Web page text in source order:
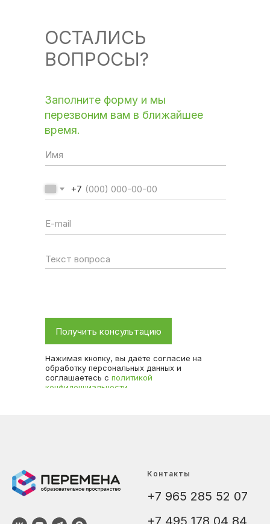
ОСТАЛИСЬ
ВОПРОСЫ?
Заполните форму и мы
перезвоним вам в ближайшее
время.
+7
Получить консультацию
Нажимая кнопку, вы даёте согласие на
обработку персональных данных и
соглашаетесь с политикой
конфиденциальности
Контакты
+7 965 285 52 07
+7 495 178 04 84